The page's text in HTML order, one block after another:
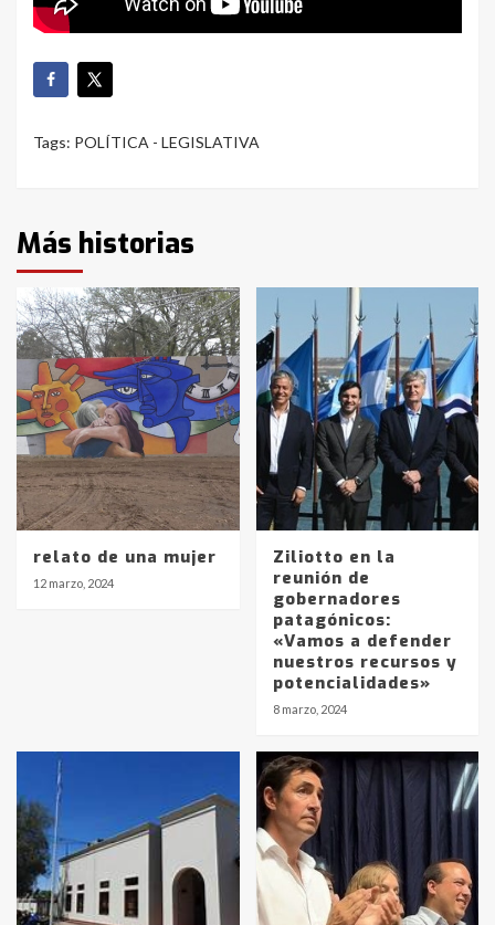
Tags: POLÍTICA - LEGISLATIVA
Más historias
relato de una mujer
12 marzo, 2024
Ziliotto en la
reunión de
gobernadores
patagónicos:
«Vamos a defender
nuestros recursos y
potencialidades»
8 marzo, 2024